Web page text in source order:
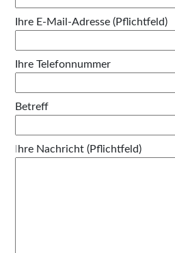
Ihre E-Mail-Adresse (Pflichtfeld)
Ihre Telefonnummer
Betreff
Ihre Nachricht (Pflichtfeld)